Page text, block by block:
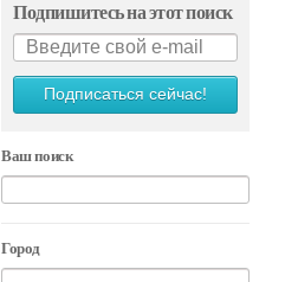
Подпишитесь на этот поиск
Подписаться сейчас!
Ваш поиск
Город